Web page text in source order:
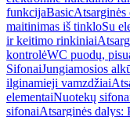
funkcijaBasicAtsarginės
maitinimas iš tinkloSu
ir keitimo rinkiniai
kontrolėWC puodų,
SifonaiJungiamosios
ilginamieji vamzdžiai
elementaiNuotekų
sifonaiAtsarginės dalys: